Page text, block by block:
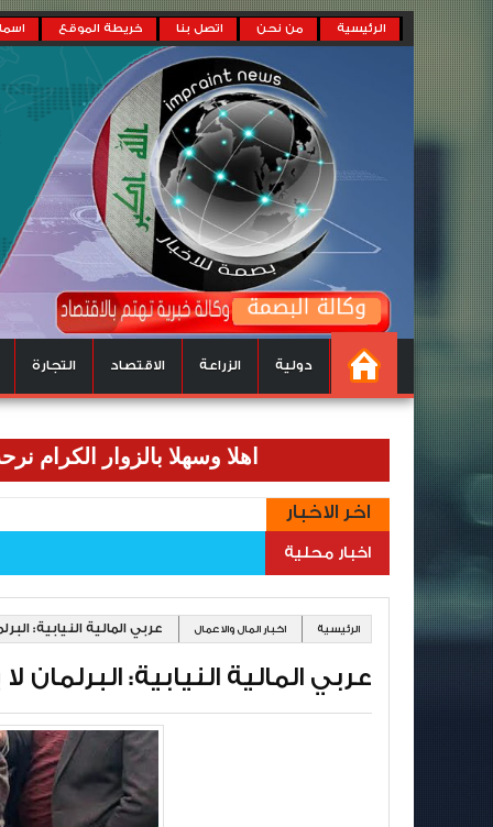
الرئيسية من نحن اتصل بنا خريطة الموقع
دولية الزراعة الاقتصاد التجارة
اهلا وسهلا بالزوار الكرام نرحب بكم
اخر الاخبار
اخبار محلية
الرئيسية اخبار المال والاعمال عربي المالية النيابية:
عربي المالية النيابية: